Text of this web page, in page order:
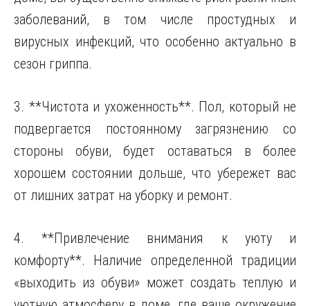
заболеваний, в том числе простудных и
вирусных инфекций, что особенно актуально в
сезон гриппа.
3. **Чистота и ухоженность**. Пол, который не
подвергается постоянному загрязнению со
стороны обуви, будет оставаться в более
хорошем состоянии дольше, что убережет вас
от лишних затрат на уборку и ремонт.
4. **Привлечение внимания к уюту и
комфорту**. Наличие определенной традиции
«выходить из обуви» может создать теплую и